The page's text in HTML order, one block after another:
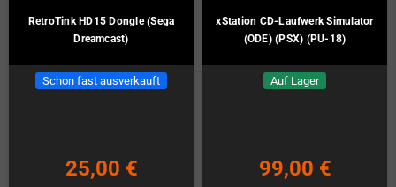
RetroTink HD15 Dongle (Sega
Dreamcast)
Schon fast ausverkauft
25,00 €
xStation CD-Laufwerk Simulator
(ODE) (PSX) (PU-18)
Auf Lager
99,00 €